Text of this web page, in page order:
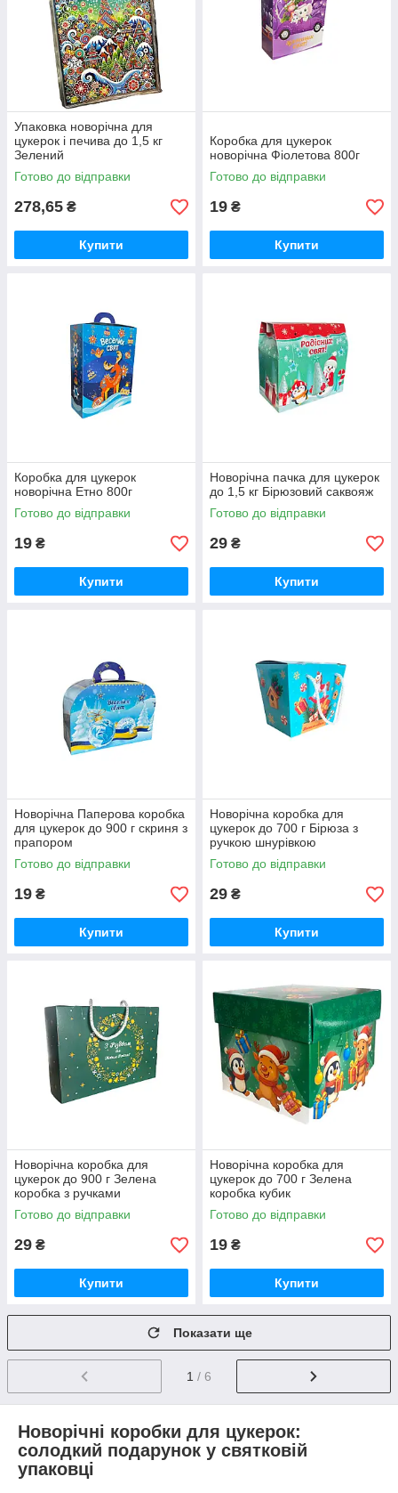
Упаковка новорічна для
цукерок і печива до 1,5 кг
Зелений
Готово до відправки
278,65 ₴
Купити
Коробка для цукерок
новорічна Фіолетова 800г
Готово до відправки
19 ₴
Купити
Коробка для цукерок
новорічна Етно 800г
Готово до відправки
19 ₴
Купити
Новорічна пачка для цукерок
до 1,5 кг Бірюзовий саквояж
Готово до відправки
29 ₴
Купити
Новорічна Паперова коробка
для цукерок до 900 г скриня з
прапором
Готово до відправки
19 ₴
Купити
Новорічна коробка для
цукерок до 700 г Бірюза з
ручкою шнурівкою
Готово до відправки
29 ₴
Купити
Новорічна коробка для
цукерок до 900 г Зелена
коробка з ручками
Готово до відправки
29 ₴
Купити
Новорічна коробка для
цукерок до 700 г Зелена
коробка кубик
Готово до відправки
19 ₴
Купити
Показати ще
1 / 6
Новорічні коробки для цукерок:
солодкий подарунок у святковій
упаковці